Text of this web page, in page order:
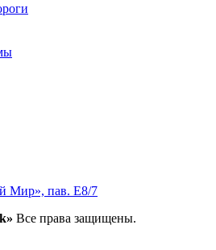
Мир», пав. Е8/7
Все права защищены.